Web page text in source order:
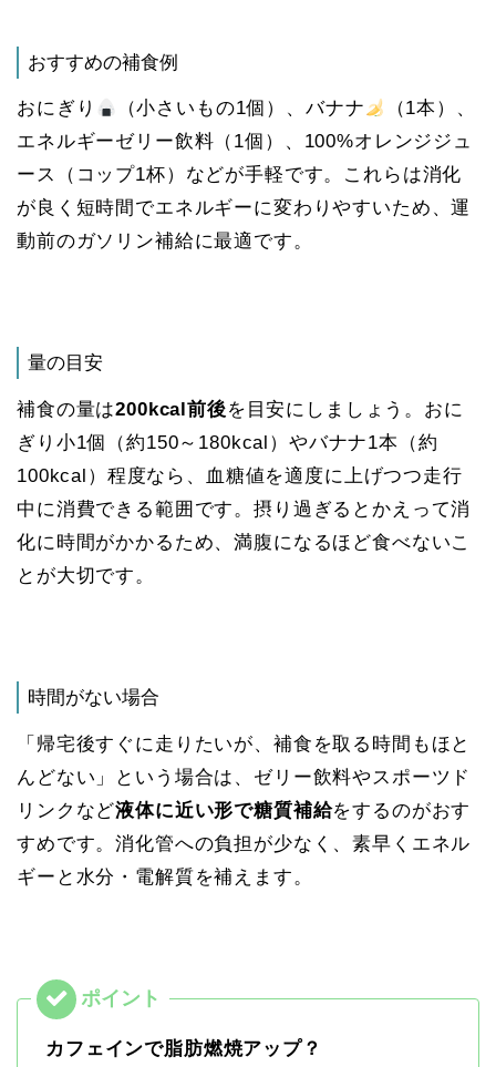
おすすめの補食例
おにぎり （小さいもの1個）、バナナ
（1本）、
エネルギーゼリー飲料（1個）、100%オレンジジュ
ース（コップ1杯）などが手軽です。これらは消化
が良く短時間でエネルギーに変わりやすいため、運
動前のガソリン補給に最適です。
量の目安
補食の量は200kcal前後を目安にしましょう。おに
ぎり小1個（約150～180kcal）やバナナ1本（約
100kcal）程度なら、血糖値を適度に上げつつ走行
中に消費できる範囲です。摂り過ぎるとかえって消
化に時間がかかるため、満腹になるほど食べないこ
とが大切です。
時間がない場合
「帰宅後すぐに走りたいが、補食を取る時間もほと
んどない」という場合は、ゼリー飲料やスポーツド
リンクなど液体に近い形で糖質補給をするのがおす
すめです​。消化管への負担が少なく、素早くエネル
ギーと水分・電解質を補えます。
カフェインで脂肪燃焼アップ？